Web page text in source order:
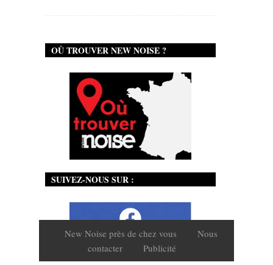
OÙ TROUVER NEW NOISE ?
SUIVEZ-NOUS SUR :
New Noise près de chez vous
Nous
contacter
Publicité